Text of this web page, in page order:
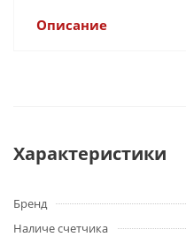
Описание
Характеристики
Бренд
Наличе счетчика